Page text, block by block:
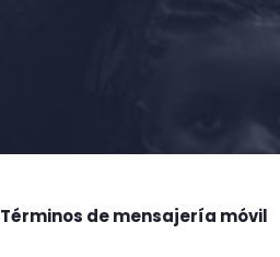
Términos de mensajería móvil